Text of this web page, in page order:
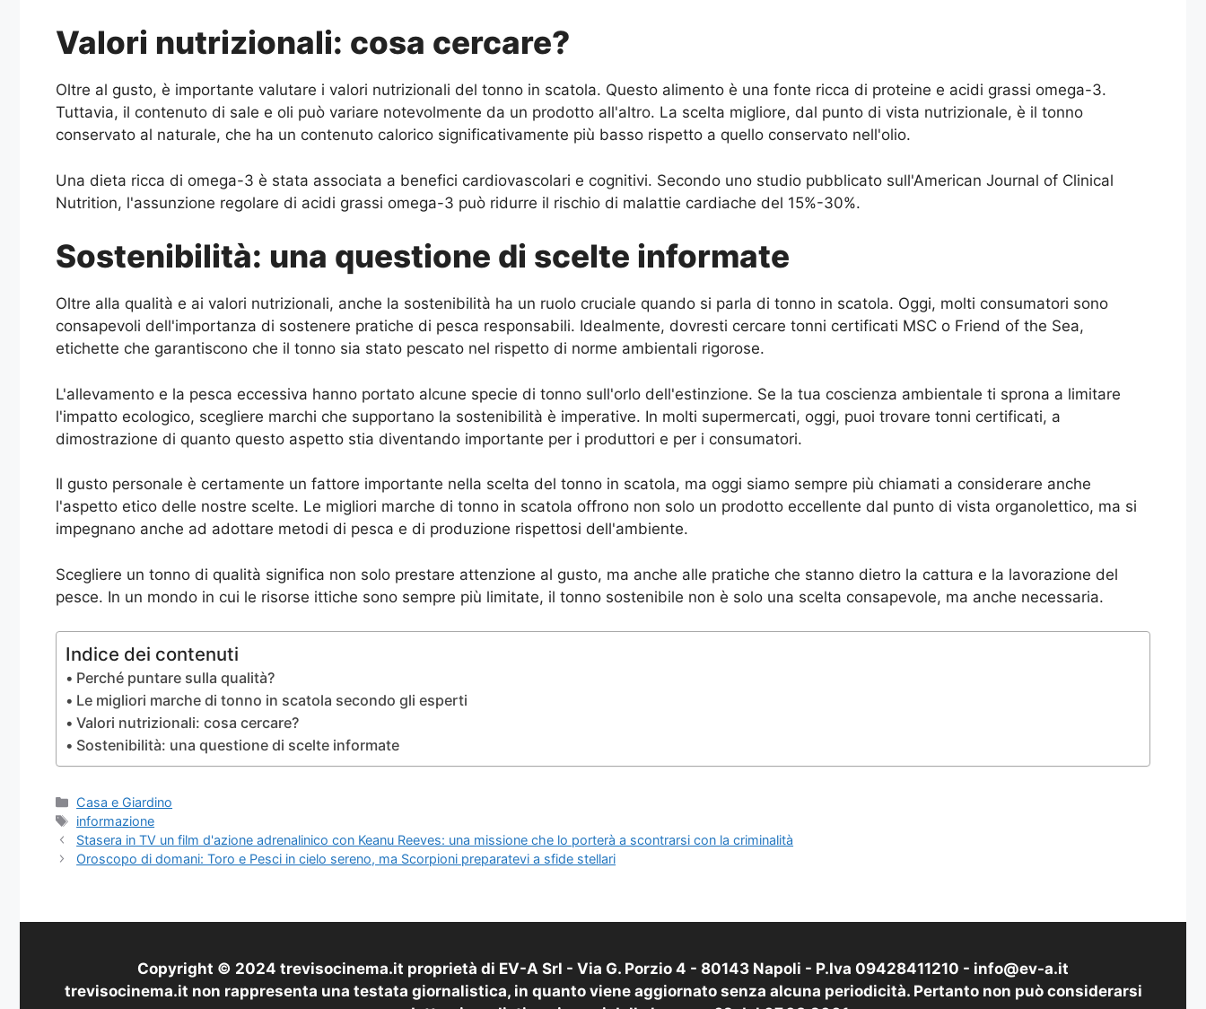
Valori nutrizionali: cosa cercare?
Oltre al gusto, è importante valutare i valori nutrizionali del tonno in scatola. Questo alimento è una fonte ricca di proteine e acidi grassi omega-3.
Tuttavia, il contenuto di sale e oli può variare notevolmente da un prodotto all'altro. La scelta migliore, dal punto di vista nutrizionale, è il tonno
conservato al naturale, che ha un contenuto calorico significativamente più basso rispetto a quello conservato nell'olio.
Una dieta ricca di omega-3 è stata associata a benefici cardiovascolari e cognitivi. Secondo uno studio pubblicato sull'American Journal of Clinical
Nutrition, l'assunzione regolare di acidi grassi omega-3 può ridurre il rischio di malattie cardiache del 15%-30%.
Sostenibilità: una questione di scelte informate
Oltre alla qualità e ai valori nutrizionali, anche la sostenibilità ha un ruolo cruciale quando si parla di tonno in scatola. Oggi, molti consumatori sono
consapevoli dell'importanza di sostenere pratiche di pesca responsabili. Idealmente, dovresti cercare tonni certificati MSC o Friend of the Sea,
etichette che garantiscono che il tonno sia stato pescato nel rispetto di norme ambientali rigorose.
L'allevamento e la pesca eccessiva hanno portato alcune specie di tonno sull'orlo dell'estinzione. Se la tua coscienza ambientale ti sprona a limitare
l'impatto ecologico, scegliere marchi che supportano la sostenibilità è imperative. In molti supermercati, oggi, puoi trovare tonni certificati, a
dimostrazione di quanto questo aspetto stia diventando importante per i produttori e per i consumatori.
Il gusto personale è certamente un fattore importante nella scelta del tonno in scatola, ma oggi siamo sempre più chiamati a considerare anche
l'aspetto etico delle nostre scelte. Le migliori marche di tonno in scatola offrono non solo un prodotto eccellente dal punto di vista organolettico, ma si
impegnano anche ad adottare metodi di pesca e di produzione rispettosi dell'ambiente.
Scegliere un tonno di qualità significa non solo prestare attenzione al gusto, ma anche alle pratiche che stanno dietro la cattura e la lavorazione del
pesce. In un mondo in cui le risorse ittiche sono sempre più limitate, il tonno sostenibile non è solo una scelta consapevole, ma anche necessaria.
Indice dei contenuti
Perché puntare sulla qualità?
Le migliori marche di tonno in scatola secondo gli esperti
Valori nutrizionali: cosa cercare?
Sostenibilità: una questione di scelte informate
Categorie
Casa e Giardino
Tag
informazione
Stasera in TV un film d'azione adrenalinico con Keanu Reeves: una missione che lo porterà a scontrarsi con la criminalità
Oroscopo di domani: Toro e Pesci in cielo sereno, ma Scorpioni preparatevi a sfide stellari
Copyright © 2024 trevisocinema.it proprietà di EV-A Srl - Via G. Porzio 4 - 80143 Napoli - P.Iva 09428411210 - info@ev-a.it
trevisocinema.it non rappresenta una testata giornalistica, in quanto viene aggiornato senza alcuna periodicità. Pertanto non può considerarsi